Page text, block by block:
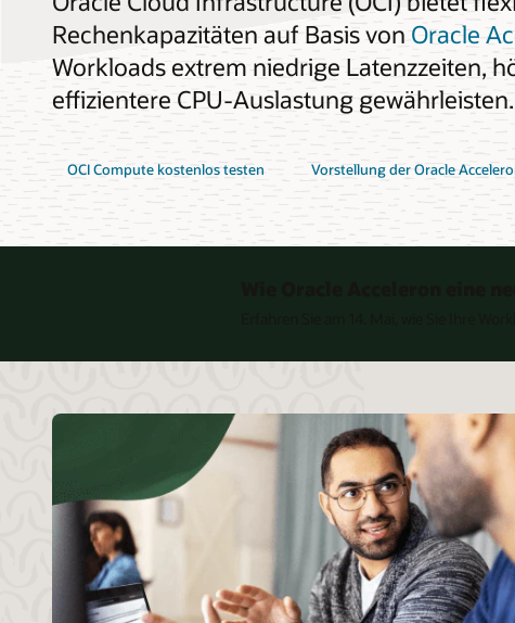
Rechenkapazitäten auf Basis von Oracle
Workloads extrem niedrige Latenzzeiten,
effizientere CPU-Auslastung gewährleisten.
OCI Compute kostenlos testen Vorstellung der Oracle